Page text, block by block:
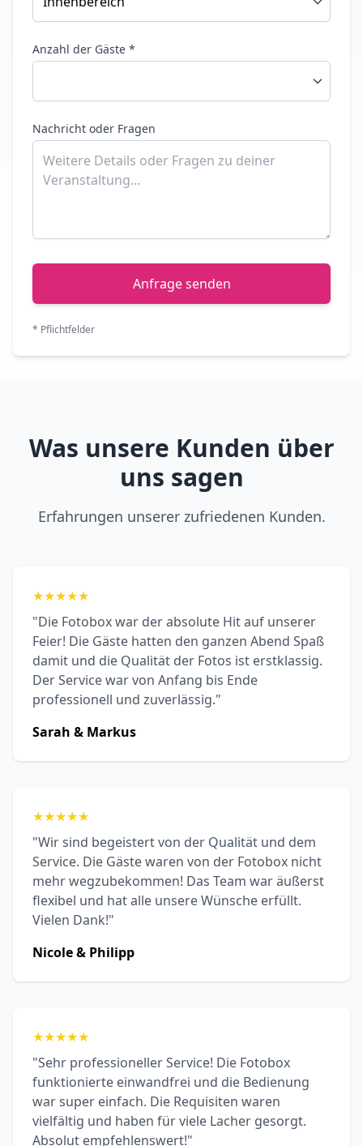
Anzahl der Gäste *
Nachricht oder Fragen
Anfrage senden
* Pflichtfelder
Was unsere Kunden über
uns sagen
Erfahrungen unserer zufriedenen Kunden.
★★★★★
"Die Fotobox war der absolute Hit auf unserer
Feier! Die Gäste hatten den ganzen Abend Spaß
damit und die Qualität der Fotos ist erstklassig.
Der Service war von Anfang bis Ende
professionell und zuverlässig."
Sarah & Markus
★★★★★
"Wir sind begeistert von der Qualität und dem
Service. Die Gäste waren von der Fotobox nicht
mehr wegzubekommen! Das Team war äußerst
flexibel und hat alle unsere Wünsche erfüllt.
Vielen Dank!"
Nicole & Philipp
★★★★★
"Sehr professioneller Service! Die Fotobox
funktionierte einwandfrei und die Bedienung
war super einfach. Die Requisiten waren
vielfältig und haben für viele Lacher gesorgt.
Absolut empfehlenswert!"